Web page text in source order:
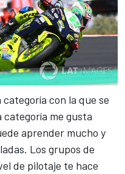
con la que se
me gusta
aprender mucho y
Los grupos de
de pilotaje te hace